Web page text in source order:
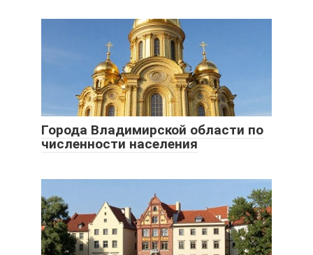
Города Владимирской области по
численности населения